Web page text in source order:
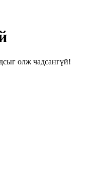
олж чадсангүй!